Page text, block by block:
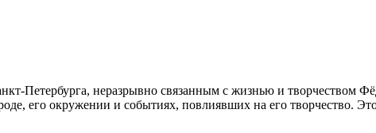
Петербурга, неразрывно связанным с жизнью и творчеством
его окружении и событиях, повлиявших на его творчество.